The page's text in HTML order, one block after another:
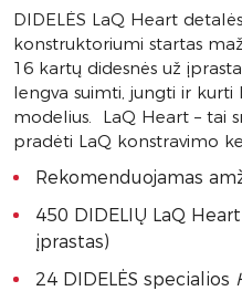
DIDELĖS LaQ Heart
konstruktoriumi startas
16 kartų didesnės už
lengva suimti, jungti ir
modelius. LaQ Heart – tai
pradėti LaQ konstravimo
Rekomenduojamas
450 DIDELIŲ LaQ
įprastas)
24 DIDELĖS specialios